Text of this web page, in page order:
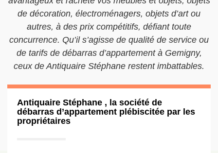
de décoration, électroménagers, objets d’art ou
autres, à des prix compétitifs, défiant toute
concurrence. Qu’il s’agisse de qualité de service ou
de tarifs de débarras d’appartement à Gemigny,
ceux de Antiquaire Stéphane restent imbattables.
Antiquaire Stéphane , la société de
débarras d’appartement plébiscitée par les
propriétaires